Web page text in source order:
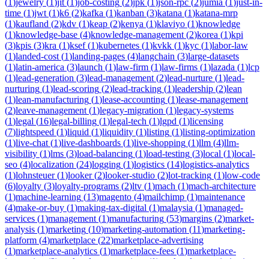
time (1)jwt (1)k6 (2)kafka (1)kanban (3)katana (1)katana-mrp
(1)kaufland (2)kdv (1)keap (2)kenya (1)klaviyo (1)knowledge
(1)knowledge-base (4)knowledge-management (2)korea (1)kpi
(3)kpis (3)kra (1)ksef(1)kubernetes (1)kvkk (1)kyc (1)labor-law
(1)landed-cost (1)landing-pages (4)langchain (3)large-datasets
(1)latin-america (3)launch (1)law-firm (1)law-firms (1)lazada (1)lcp
(1)lead-generation (3)lead-management (2)lead-nurture (1)lead-
nurturing (1)lead-scoring (2)lead-tracking (1)leadership (2)lean
(1)lean-manufacturing (1)lease-accounting (1)lease-management
(2)leave-management (1)legacy-migration (1)legacy-systems
(1)legal (16)legal-billing (1)legal-tech (1)lgpd (1)licensing
(7)lightspeed (1)liquid (1)liquidity (1)listing (1)listing-optimization
(1)live-chat (1)live-dashboards (1)live-shopping (1)llm (4)llm-
visibility (1)lms (3)load-balancing (1)load-testing (3)local (1)local-
seo (4)localization (24)logging (1)logistics (14)logistics-analytics
(1)lohnsteuer(1)looker(2)looker-studio (2)lot-tracking (1)low-code
(6)loyalty (3)loyalty-programs (2)ltv (1)mach (1)mach-architecture
(1)machine-learning (13)magento (4)mailchimp (1)maintenance
(4)make-or-buy (1)making-tax-digital (1)malaysia (1)managed-
services (1)management (1)manufacturing (53)margins (2)market-
analysis (1)marketing (10)marketing-automation (11)marketing-
platform (4)marketplace (22)marketplace-advertising
(1)marketplace-analytics (1)marketplace-fees (1)marketplace-